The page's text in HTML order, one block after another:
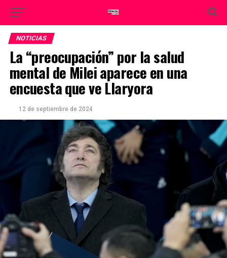
NOTICIAS
La “preocupación” por la salud
mental de Milei aparece en una
encuesta que ve Llaryora
12 de septiembre de 2024